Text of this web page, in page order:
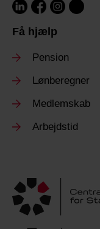
Få hjælp
Pension
Lønberegner
Medlemskab
Arbejdstid